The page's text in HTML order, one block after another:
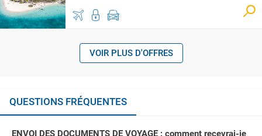
VOIR PLUS D'OFFRES
QUESTIONS FRÉQUENTES
ENVOI DES DOCUMENTS DE VOYAGE : comment recevrai-je